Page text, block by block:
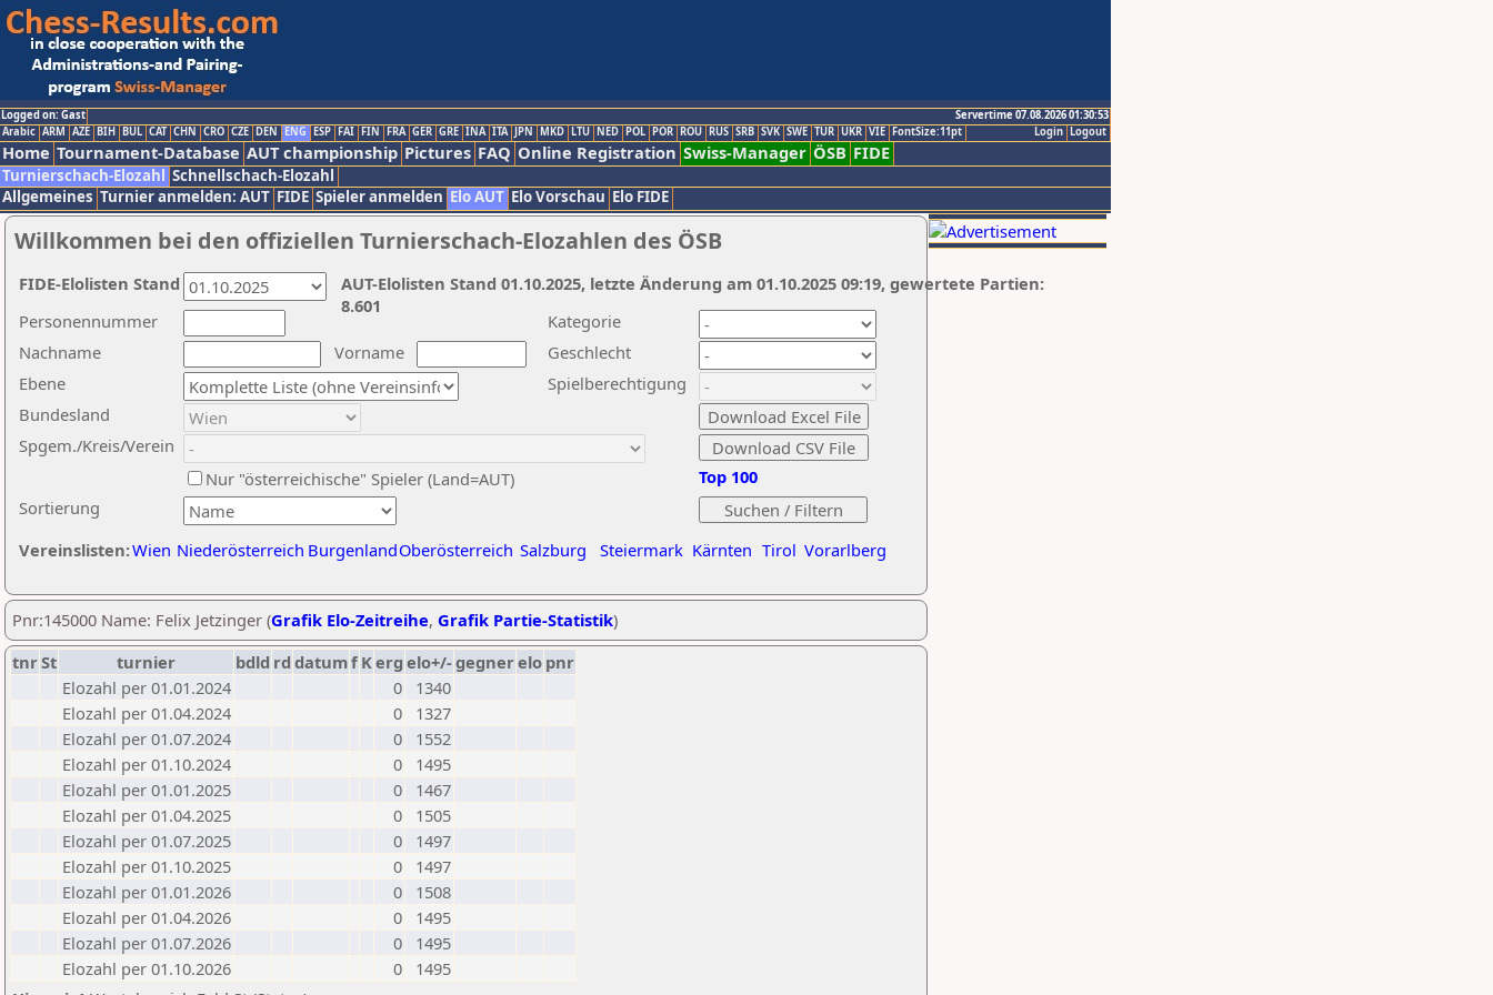
Logged on: Gast
Servertime 07.08.2026 01:30:53
Logout
Login
Arabic ARM AZE BIH BUL CAT CHN CRO CZE DEN ENG ESP FAI FIN FRA GER GRE INA ITA JPN MKD LTU NED POL POR ROU RUS SRB SVK SWE TUR UKR VIE FontSize:11pt
Home Tournament-Database AUT championship Pictures FAQ Online Registration Swiss-Manager ÖSB FIDE
Turnierschach-Elozahl Schnellschach-Elozahl
Allgemeines Turnier anmelden: AUT FIDE Spieler anmelden Elo AUT Elo Vorschau Elo FIDE
Willkommen bei den offiziellen Turnierschach-Elozahlen des ÖSB
Nachname
Vorname
Ebene
Kategorie
Sortierung
Personennummer
Bundesland
Spgem./Kreis/Verein
Geschlecht
Nur "österreichische" Spieler (Land=AUT)
Spielberechtigung
Vereinslisten:Wien Niederösterreich BurgenlandOberösterreich Salzburg Steiermark Kärnten Tirol Vorarlberg
Top 100
AUT-Elolisten Stand 01.10.2025, letzte Änderung am 01.10.2025 09:19, gewertete Partien:
8.601
FIDE-Elolisten Stand
Pnr:145000 Name: Felix Jetzinger (Grafik Elo-Zeitreihe, Grafik Partie-Statistik)
tnrSt turnier bdld rd datumf Kerg elo+/-gegnerelo pnr
Elozahl per 01.01.2024
0
1340
Elozahl per 01.04.2024
0
1327
Elozahl per 01.07.2024
0
1552
Elozahl per 01.10.2024
0
1495
Elozahl per 01.01.2025
0
1467
Elozahl per 01.04.2025
0
1505
Elozahl per 01.07.2025
0
1497
Elozahl per 01.10.2025
0
1497
Elozahl per 01.01.2026
0
1508
Elozahl per 01.04.2026
0
1495
Elozahl per 01.07.2026
0
1495
Elozahl per 01.10.2026
0
1495